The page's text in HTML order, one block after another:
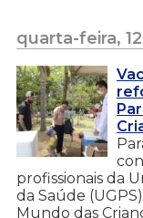
quarta-feira,
profissionais da
da Saúde
Mundo das